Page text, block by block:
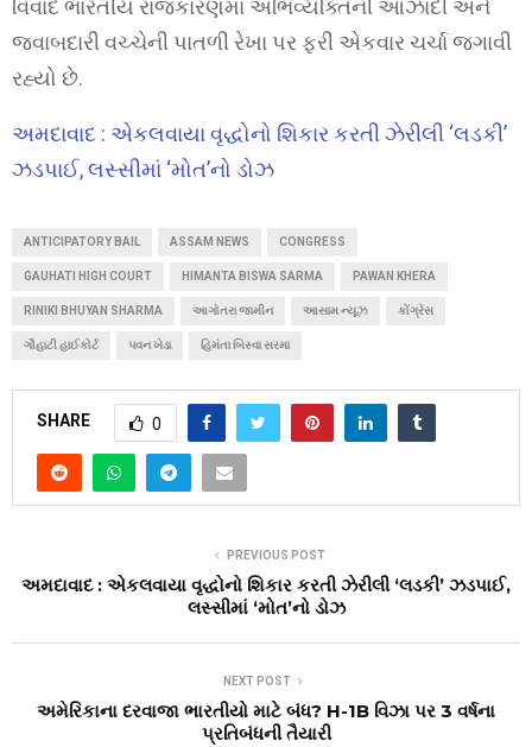
વિવાદ ભારતીય રાજકારણમાં અભિવ્યક્તિની આઝાદી અને
જવાબદારી વચ્ચેની પાતળી રેખા પર ફરી એકવાર ચર્ચા જગાવી
રહ્યો છે.
અમદાવાદ : એકલવાયા વૃદ્ધોનો શિકાર કરતી ઝેરીલી ‘લડકી’
ઝડપાઈ, લસ્સીમાં ‘મોત’નો ડોઝ
ANTICIPATORY BAIL ASSAM NEWS CONGRESS
GAUHATI HIGH COURT HIMANTA BISWA SARMA PAWAN KHERA
RINIKI BHUYAN SHARMA આગોતરા જામીન આસામ ન્યૂઝ કોંગ્રેસ
ગૌહાટી હાઈકોર્ટ પવન ખેડા હિમંતા બિસ્વા સરમા
SHARE 0
PREVIOUS POST
અમદાવાદ : એકલવાયા વૃદ્ધોનો શિકાર કરતી ઝેરીલી ‘લડકી’ ઝડપાઈ,
લસ્સીમાં ‘મોત’નો ડોઝ
NEXT POST
અમેરિકાના દરવાજા ભારતીયો માટે બંધ? H-1B વિઝા પર 3 વર્ષના
પ્રતિબંધની તૈયારી